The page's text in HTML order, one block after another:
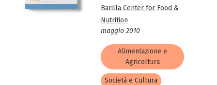
Barilla Center for Food &
Nutrition
maggio 2010
Alimentazione e
Agricoltura
Società e Cultura